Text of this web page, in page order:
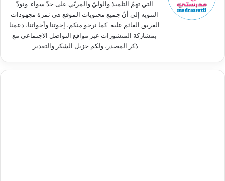
التي تهمّ التلميذ والوليّ والمربّي على حدّ سواء. ونودّ
التنويه إلى أنّ جميع محتويات الموقع هي ثمرة مجهودات
الفريق القائم عليه. كما نرجو منكم، إخوتنا وأخواتنا، دعمنا
بمشاركة المنشورات عبر مواقع التواصل الاجتماعي مع
ذكر المصدر، ولكم جزيل الشكر والتقدير.